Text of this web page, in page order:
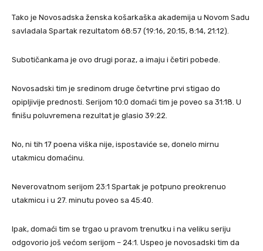
Tako je Novosadska ženska košarkaška akademija u Novom Sadu
savladala Spartak rezultatom 68:57 (19:16, 20:15, 8:14, 21:12).
Subotičankama je ovo drugi poraz, a imaju i četiri pobede.
Novosadski tim je sredinom druge četvrtine prvi stigao do
opipljivije prednosti. Serijom 10:0 domaći tim je poveo sa 31:18. U
finišu poluvremena rezultat je glasio 39:22.
No, ni tih 17 poena viška nije, ispostaviće se, donelo mirnu
utakmicu domaćinu.
Neverovatnom serijom 23:1 Spartak je potpuno preokrenuo
utakmicu i u 27. minutu poveo sa 45:40.
Ipak, domaći tim se trgao u pravom trenutku i na veliku seriju
odgovorio još većom serijom – 24:1. Uspeo je novosadski tim da